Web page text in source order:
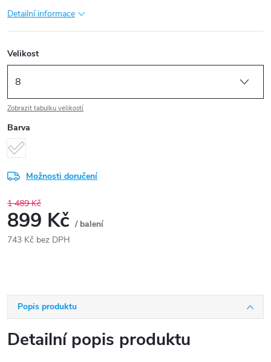
Detailní informace
Velikost
Zobrazit tabulku velikostí
Barva
Možnosti doručení
1 489 Kč
899 Kč / balení
743 Kč bez DPH
Popis produktu
Detailní popis produktu